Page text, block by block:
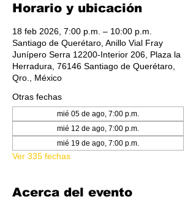
Horario y ubicación
18 feb 2026, 7:00 p.m. – 10:00 p.m.
Santiago de Querétaro, Anillo Vial Fray
Junípero Serra 12200-Interior 206, Plaza la
Herradura, 76146 Santiago de Querétaro,
Qro., México
Otras fechas
mié 05 de ago, 7:00 p.m.
mié 12 de ago, 7:00 p.m.
mié 19 de ago, 7:00 p.m.
Ver 335 fechas
Acerca del evento